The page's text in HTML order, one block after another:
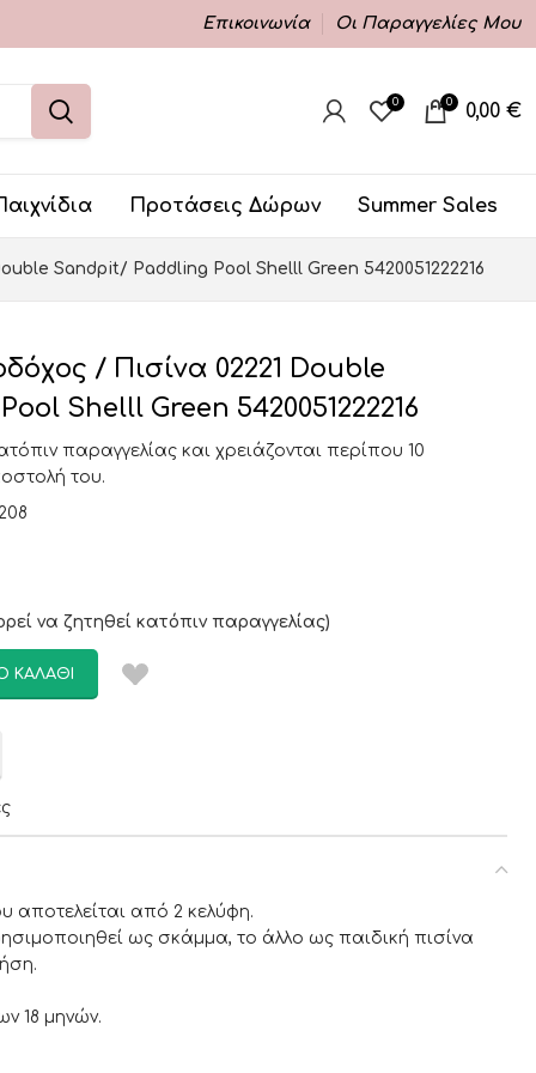
Επικοινωνία Οι Παραγγελίες Μου
0 0 0,00 €
Προτάσεις Δώρων Summer Sales
Sandpit/ Paddling Pool Shelll Green 5420051222216
/ Πισίνα 02221 Double
Shelll Green 5420051222216
παραγγελίας και χρειάζονται περίπου 10
του.
να ζητηθεί κατόπιν παραγγελίας)
ΚΑΛΆΘΙ
αποτελείται από 2 κελύφη.
ως σκάμμα, το άλλο ως παιδική πισίνα
18 μηνών.